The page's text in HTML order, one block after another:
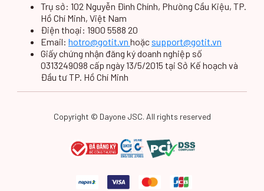
Trụ sở: 102 Nguyễn Đình Chính, Phường Cầu Kiệu, TP.
Hồ Chí Minh, Việt Nam
Điện thoại: 1900 5588 20
Email: hotro@gotit.vn hoặc support@gotit.vn
Giấy chứng nhận đăng ký doanh nghiệp số
0313249098 cấp ngày 13/5/2015 tại Sở Kế hoạch và
Đầu tư TP. Hồ Chí Minh
Copyright © Dayone JSC. All rights reserved